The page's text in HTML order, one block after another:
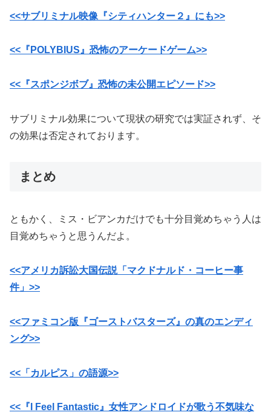
<<サブリミナル映像『シティハンター２』にも>>
<<『POLYBIUS』恐怖のアーケードゲーム>>
<<『スポンジボブ』恐怖の未公開エピソード>>
サブリミナル効果について現状の研究では実証されず、そ
の効果は否定されております。
まとめ
ともかく、ミス・ビアンカだけでも十分目覚めちゃう人は
目覚めちゃうと思うんだよ。
<<アメリカ訴訟大国伝説「マクドナルド・コーヒー事
件」>>
<<ファミコン版『ゴーストバスターズ』の真のエンディ
ング>>
<<「カルピス」の語源>>
<<『I Feel Fantastic』女性アンドロイドが歌う不気味な